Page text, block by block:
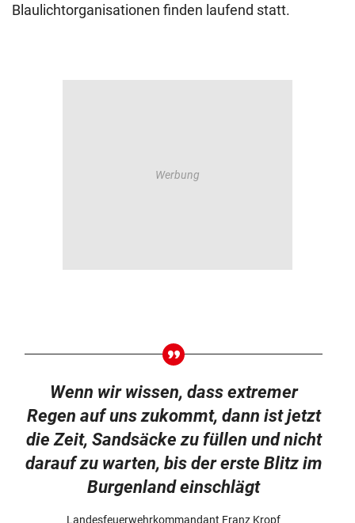
Blaulichtorganisationen finden laufend statt.
Wenn wir wissen, dass extremer
Regen auf uns zukommt, dann ist jetzt
die Zeit, Sandsäcke zu füllen und nicht
darauf zu warten, bis der erste Blitz im
Burgenland einschlägt
Landesfeuerwehrkommandant Franz Kropf